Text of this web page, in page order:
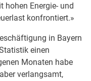
hohen Energie- und
konfrontiert.»
in Bayern
einen
Monaten habe
verlangsamt,